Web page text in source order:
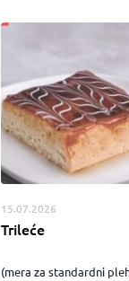
15.07.2026
Trileće
(mera za standardni